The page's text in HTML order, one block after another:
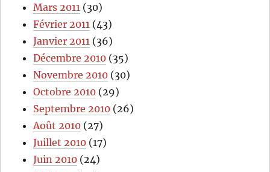
Mars 2011 (30)
Février 2011 (43)
Janvier 2011 (36)
Décembre 2010 (35)
Novembre 2010 (30)
Octobre 2010 (29)
Septembre 2010 (26)
Août 2010 (27)
Juillet 2010 (17)
Juin 2010 (24)